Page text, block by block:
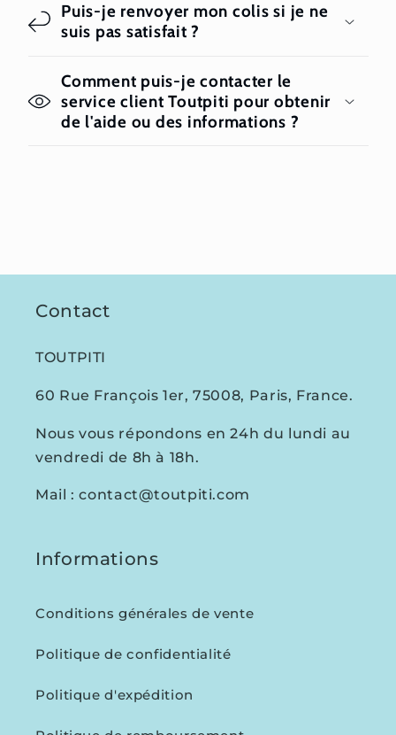
Puis-je renvoyer mon colis si je ne
suis pas satisfait ?
Comment puis-je contacter le
service client Toutpiti pour obtenir
de l'aide ou des informations ?
Contact
TOUTPITI
60 Rue François 1er, 75008, Paris, France.
Nous vous répondons en 24h du lundi au
vendredi de 8h à 18h.
Mail : contact@toutpiti.com
Informations
Conditions générales de vente
Politique de confidentialité
Politique d'expédition